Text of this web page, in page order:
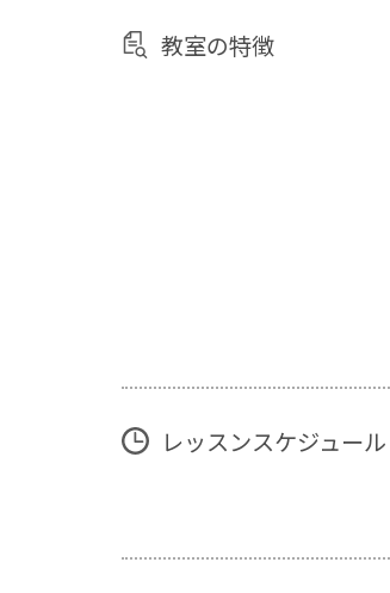
教室の特徴
レッスンスケジュール